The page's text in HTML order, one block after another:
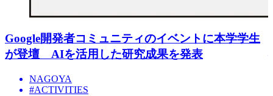
Google開発者コミュニティのイベントに本学学生
が登壇 AIを活用した研究成果を発表
NAGOYA
#ACTIVITIES